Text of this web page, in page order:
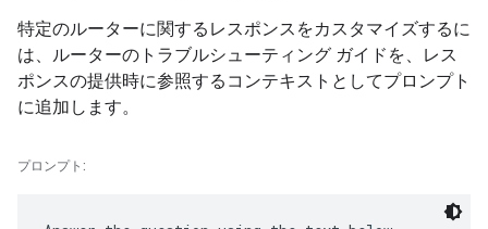
特定のルーターに関するレスポンスをカスタマイズするに
は、ルーターのトラブルシューティング ガイドを、レス
ポンスの提供時に参照するコンテキストとしてプロンプト
に追加します。
プロンプト: